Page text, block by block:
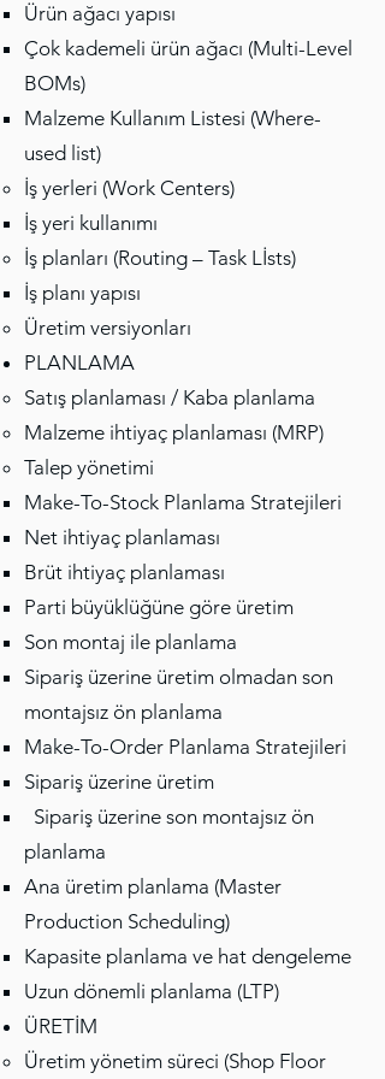
Ürün ağacı yapısı
Çok kademeli ürün ağacı (Multi-Level
BOMs)
Malzeme Kullanım Listesi (Where-
used list)
İş yerleri (Work Centers)
İş yeri kullanımı
İş planları (Routing – Task Lİsts)
İş planı yapısı
Üretim versiyonları
PLANLAMA
Satış planlaması / Kaba planlama
Malzeme ihtiyaç planlaması (MRP)
Talep yönetimi
Make-To-Stock Planlama Stratejileri
Net ihtiyaç planlaması
Brüt ihtiyaç planlaması
Parti büyüklüğüne göre üretim
Son montaj ile planlama
Sipariş üzerine üretim olmadan son
montajsız ön planlama
Make-To-Order Planlama Stratejileri
Sipariş üzerine üretim
Sipariş üzerine son montajsız ön
planlama
Ana üretim planlama (Master
Production Scheduling)
Kapasite planlama ve hat dengeleme
Uzun dönemli planlama (LTP)
ÜRETİM
Üretim yönetim süreci (Shop Floor